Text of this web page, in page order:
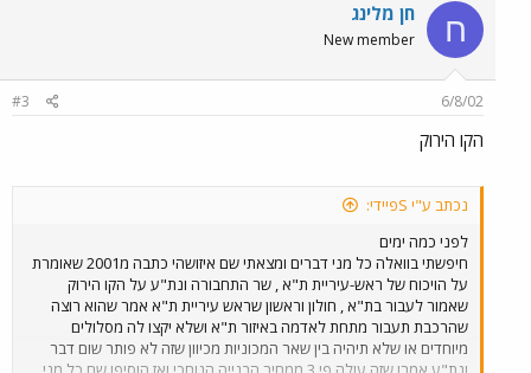
ח חן מלינג
New member
6/8/02
#3
הקו הירוק
נכתב ע"י Sפיידי:
לפני כמה ימים
חיפשתי בוואלה כל מני דברים ומצאתי שם איזושהי כתבה מ2001 שאומרת
על הויכוח של ראש-עיריית ת"א , שר התחבורה ונת"ע על הקו הירוק
שאמור לעבור בת"א , חולון וראשון שראש עיריית ת"א אמר שהוא רוצה
שהרכבת תעבור מתחת לאדמה באיזור ת"א ושלא יקצו לה מסלולים
מיוחדים או שלא תיהיה בין שאר המכוניות מכיוון שזה לא פותר שום דבר